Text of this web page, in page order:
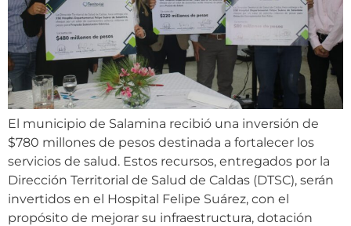
El municipio de Salamina recibió una inversión de
$780 millones de pesos destinada a fortalecer los
servicios de salud. Estos recursos, entregados por la
Dirección Territorial de Salud de Caldas (DTSC), serán
invertidos en el Hospital Felipe Suárez, con el
propósito de mejorar su infraestructura, dotación